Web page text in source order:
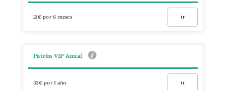
21€ por 6 meses Ir
Patrón VIP Anual
35€ por 1 año Ir